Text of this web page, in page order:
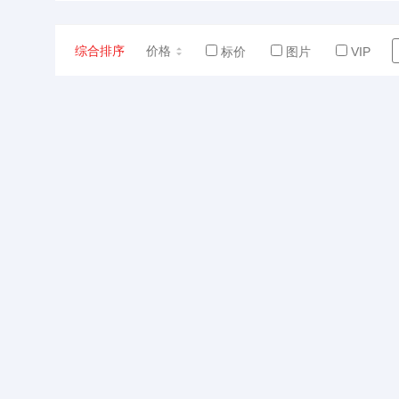
综合排序 价格 标价 图片 VIP